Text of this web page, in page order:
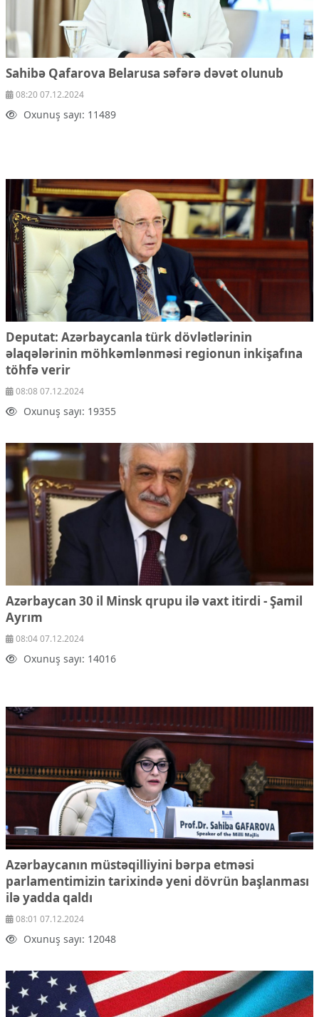
Sahibə Qafarova Belarusa səfərə dəvət olunub
08:20 07.12.2024
Oxunuş sayı: 11489
Deputat: Azərbaycanla türk dövlətlərinin
əlaqələrinin möhkəmlənməsi regionun inkişafına
töhfə verir
08:08 07.12.2024
Oxunuş sayı: 19355
Azərbaycan 30 il Minsk qrupu ilə vaxt itirdi - Şamil
Ayrım
08:04 07.12.2024
Oxunuş sayı: 14016
Azərbaycanın müstəqilliyini bərpa etməsi
parlamentimizin tarixində yeni dövrün başlanması
ilə yadda qaldı
08:01 07.12.2024
Oxunuş sayı: 12048